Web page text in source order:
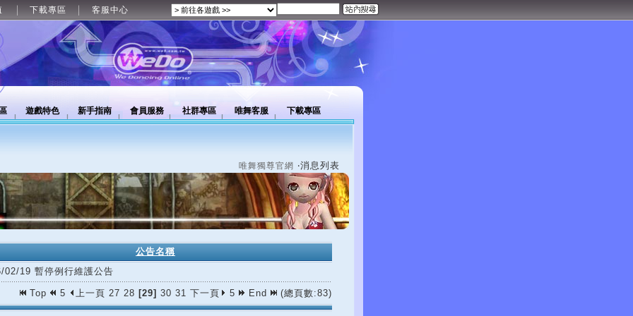
下載專區 客服中心
遊戲特色 新手指南 會員服務 社群專區 唯舞客服 下載專區
唯舞獨尊官網 ‧消息列表
公告名稱
02/19 暫停例行維護公告
Top 5 上一頁 27 28 [29] 30 31 下一頁 5 End (總頁數:83)